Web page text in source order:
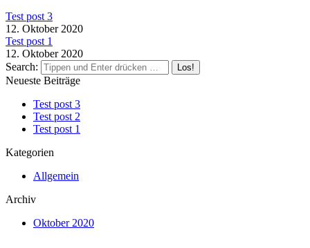
Test post 3
12. Oktober 2020
Test post 1
12. Oktober 2020
Search:
Neueste Beiträge
Test post 3
Test post 2
Test post 1
Kategorien
Allgemein
Archiv
Oktober 2020